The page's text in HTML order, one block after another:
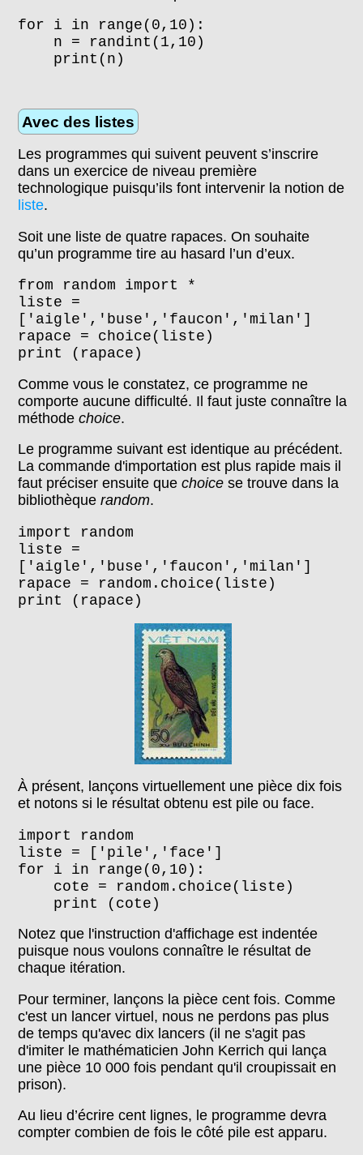
for i in range(0,10):
n = randint(1,10)
print(n)
Avec des listes
Les programmes qui suivent peuvent s’inscrire
dans un exercice de niveau première
technologique puisqu’ils font intervenir la notion de
liste.
Soit une liste de quatre rapaces. On souhaite
qu’un programme tire au hasard l’un d’eux.
from random import *
liste =
['aigle','buse','faucon','milan']
rapace = choice(liste)
print (rapace)
Comme vous le constatez, ce programme ne
comporte aucune difficulté. Il faut juste connaître la
méthodechoice.
Le programme suivant est identique au précédent.
La commande d'importation est plus rapide mais il
faut préciser ensuite quechoice se trouve dans la
bibliothèquerandom.
import random
liste =
['aigle','buse','faucon','milan']
rapace = random.choice(liste)
print (rapace)
À présent, lançons virtuellement une pièce dix fois
et notons si le résultat obtenu est pile ou face.
import random
liste = ['pile','face']
for i in range(0,10):
cote = random.choice(liste)
print (cote)
Notez que l'instruction d'affichage est indentée
puisque nous voulons connaître le résultat de
chaque itération.
Pour terminer, lançons la pièce cent fois. Comme
c'est un lancer virtuel, nous ne perdons pas plus
de temps qu'avec dix lancers (il ne s'agit pas
d'imiter le mathématicien John Kerrich qui lança
une pièce 10 000 fois pendant qu'il croupissait en
prison).
Au lieu d’écrire cent lignes, le programme devra
compter combien de fois le côté pile est apparu.